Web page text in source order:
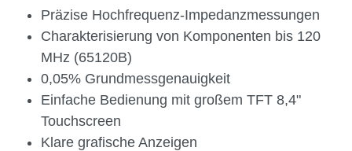
Präzise Hochfrequenz-Impedanzmessungen
Charakterisierung von Komponenten bis 120
MHz (65120B)
0,05% Grundmessgenauigkeit
Einfache Bedienung mit großem TFT 8,4"
Touchscreen
Klare grafische Anzeigen